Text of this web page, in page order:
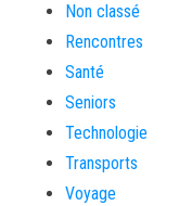
Non classé
Rencontres
Santé
Seniors
Technologie
Transports
Voyage